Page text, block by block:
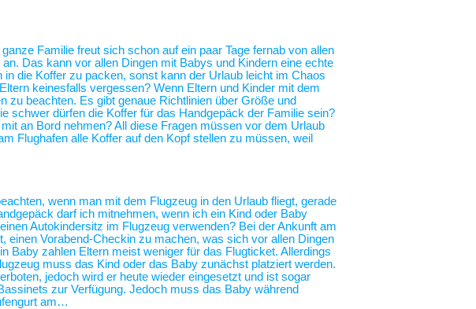
Familie freut sich schon auf ein paar Tage fernab von allen
Das kann vor allen Dingen mit Babys und Kindern eine echte
die Koffer zu packen, sonst kann der Urlaub leicht im Chaos
keinesfalls vergessen? Wenn Eltern und Kinder mit dem
zu beachten. Es gibt genaue Richtlinien über Größe und
schwer dürfen die Koffer für das Handgepäck der Familie sein?
an Bord nehmen? All diese Fragen müssen vor dem Urlaub
Flughafen alle Koffer auf den Kopf stellen zu müssen, weil
wenn man mit dem Flugzeug in den Urlaub fliegt, gerade
darf ich mitnehmen, wenn ich ein Kind oder Baby
Autokindersitz im Flugzeug verwenden? Bei der Ankunft am
Vorabend-Checkin zu machen, was sich vor allen Dingen
Baby zahlen Eltern meist weniger für das Flugticket. Allerdings
muss das Kind oder das Baby zunächst platziert werden.
jedoch wird er heute wieder eingesetzt und ist sogar
zur Verfügung. Jedoch muss das Baby während
am…